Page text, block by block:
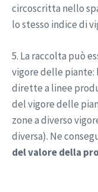
circoscritta nello
lo stesso indice di
5. La raccolta può
vigore delle piante:
dirette a linee
del vigore delle
zone a diverso
diversa). Ne
del valore della